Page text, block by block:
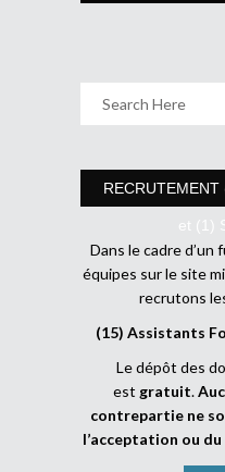
et (1)
Dans le cadre
équipes sur le site
recrutons
(15) Assistants
Le dépôt des
est gratuit.
contrepartie ne
l’acceptation ou